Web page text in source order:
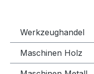
Werkzeughandel
Maschinen Holz